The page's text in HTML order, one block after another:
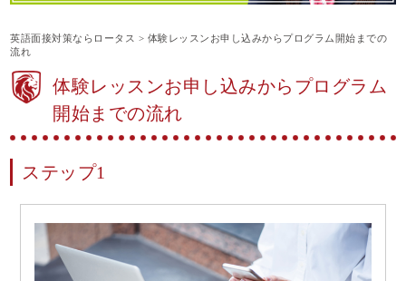
英語面接対策ならロータス > 体験レッスンお申し込みからプログラム開始までの
流れ
体験レッスンお申し込みからプログラム
開始までの流れ
ステップ1